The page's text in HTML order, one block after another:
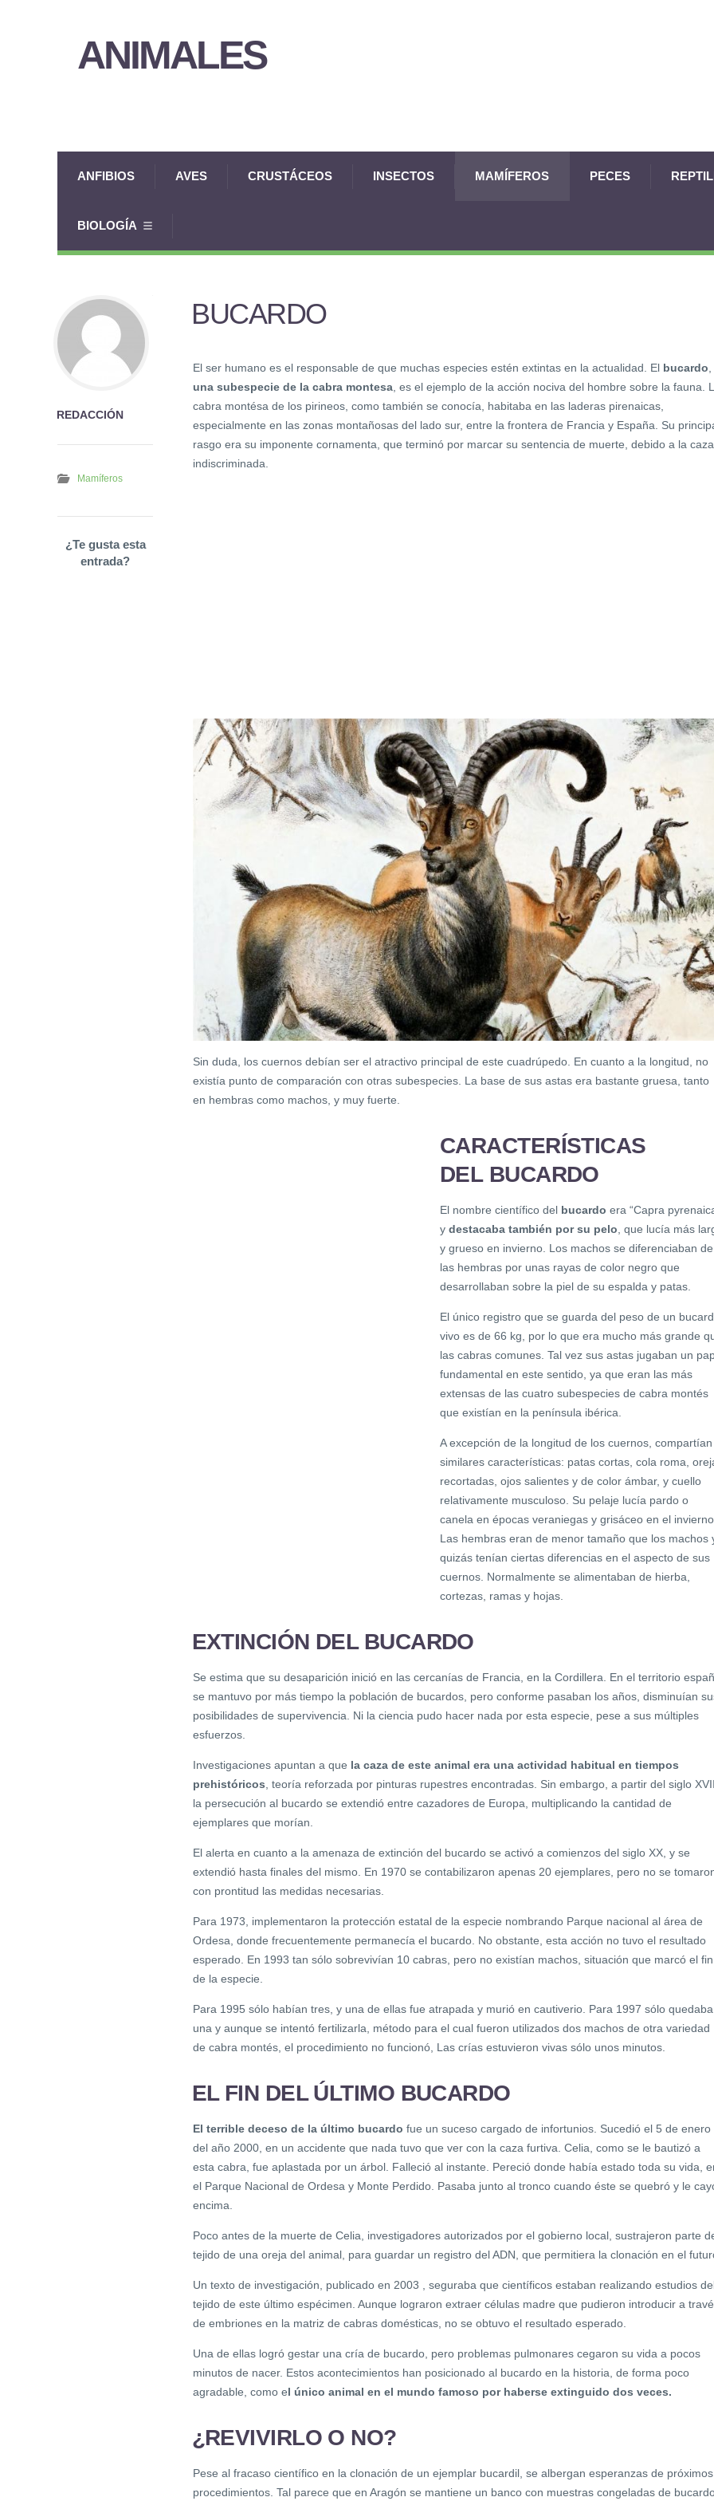
ANIMALES
ANFIBIOS AVES CRUSTÁCEOS INSECTOS MAMÍFEROS PECES
BIOLOGÍA
BUCARDO
El ser humano es el responsable de que muchas especies estén extintas en la actualidad. El bucardo
una subespecie de la cabra montesa , es el ejemplo de la acción nociva del hombre sobre la fauna.
cabra montésa de los pirineos, como también se conocía, habitaba en las laderas pirenaicas,
especialmente en las zonas montañosas del lado sur, entre la frontera de Francia y España. Su
rasgo era su imponente cornamenta, que terminó por marcar su sentencia de muerte, debido a la caza
indiscriminada.
Sin duda, los cuernos debían ser el atractivo principal de este cuadrúpedo. En cuanto a la longitud, no
existía punto de comparación con otras subespecies. La base de sus astas era bastante gruesa, tanto
en hembras como machos, y muy fuerte.
CARACTERÍSTICAS
DEL BUCARDO
El nombre científico del bucardo era “Capra
y destacaba también por su pelo , que lucía más
y grueso en invierno. Los machos se diferenciaban de
las hembras por unas rayas de color negro que
desarrollaban sobre la piel de su espalda y patas.
El único registro que se guarda del peso de un
vivo es de 66 kg, por lo que era mucho más grande
las cabras comunes. Tal vez sus astas jugaban un
fundamental en este sentido, ya que eran las más
extensas de las cuatro subespecies de cabra montés
que existían en la península ibérica.
A excepción de la longitud de los cuernos, compartían
similares características: patas cortas, cola roma,
recortadas, ojos salientes y de color ámbar, y cuello
relativamente musculoso. Su pelaje lucía pardo o
canela en épocas veraniegas y grisáceo en el invierno.
Las hembras eran de menor tamaño que los machos
quizás tenían ciertas diferencias en el aspecto de sus
cuernos. Normalmente se alimentaban de hierba,
cortezas, ramas y hojas.
EXTINCIÓN DEL BUCARDO
Se estima que su desaparición inició en las cercanías de Francia, en la Cordillera. En el territorio
se mantuvo por más tiempo la población de bucardos, pero conforme pasaban los años, disminuían
posibilidades de supervivencia. Ni la ciencia pudo hacer nada por esta especie, pese a sus múltiples
esfuerzos.
Investigaciones apuntan a que la caza de este animal era una actividad habitual en tiempos
prehistóricos , teoría reforzada por pinturas rupestres encontradas. Sin embargo, a partir del siglo
la persecución al bucardo se extendió entre cazadores de Europa, multiplicando la cantidad de
ejemplares que morían.
El alerta en cuanto a la amenaza de extinción del bucardo se activó a comienzos del siglo XX, y se
extendió hasta finales del mismo. En 1970 se contabilizaron apenas 20 ejemplares, pero no se
con prontitud las medidas necesarias.
Para 1973, implementaron la protección estatal de la especie nombrando Parque nacional al área de
Ordesa, donde frecuentemente permanecía el bucardo. No obstante, esta acción no tuvo el resultado
esperado. En 1993 tan sólo sobrevivían 10 cabras, pero no existían machos, situación que marcó el fin
de la especie.
Para 1995 sólo habían tres, y una de ellas fue atrapada y murió en cautiverio. Para 1997 sólo quedaba
una y aunque se intentó fertilizarla, método para el cual fueron utilizados dos machos de otra variedad
de cabra montés, el procedimiento no funcionó, Las crías estuvieron vivas sólo unos minutos.
EL FIN DEL ÚLTIMO BUCARDO
El terrible deceso de la último bucardo fue un suceso cargado de infortunios. Sucedió el 5 de enero
del año 2000, en un accidente que nada tuvo que ver con la caza furtiva. Celia, como se le bautizó a
esta cabra, fue aplastada por un árbol. Falleció al instante. Pereció donde había estado toda su vida,
el Parque Nacional de Ordesa y Monte Perdido. Pasaba junto al tronco cuando éste se quebró y le
encima.
Poco antes de la muerte de Celia, investigadores autorizados por el gobierno local, sustrajeron parte
tejido de una oreja del animal, para guardar un registro del ADN, que permitiera la clonación en el
Un texto de investigación, publicado en 2003 , seguraba que científicos estaban realizando estudios
tejido de este último espécimen. Aunque lograron extraer células madre que pudieron introducir a
de embriones en la matriz de cabras domésticas, no se obtuvo el resultado esperado.
Una de ellas logró gestar una cría de bucardo, pero problemas pulmonares cegaron su vida a pocos
minutos de nacer. Estos acontecimientos han posicionado al bucardo en la historia, de forma poco
agradable, como el único animal en el mundo famoso por haberse extinguido dos veces.
¿REVIVIRLO O NO?
Pese al fracaso científico en la clonación de un ejemplar bucardil, se albergan esperanzas de próximos
procedimientos. Tal parece que en Aragón se mantiene un banco con muestras congeladas de
REDACCIÓN
Mamíferos
¿Te gusta esta
entrada?